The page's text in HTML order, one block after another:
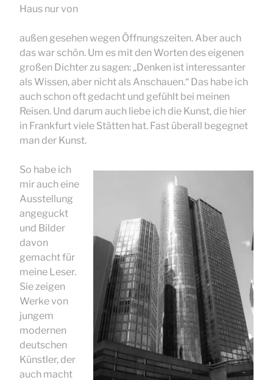
Haus nur von
außen gesehen wegen Öffnungszeiten. Aber auch
das war schön. Um es mit den Worten des eigenen
großen Dichter zu sagen: „Denken ist interessanter
als Wissen, aber nicht als Anschauen.“ Das habe ich
auch schon oft gedacht und gefühlt bei meinen
Reisen. Und darum auch liebe ich die Kunst, die hier
in Frankfurt viele Stätten hat. Fast überall begegnet
man der Kunst.
So habe ich
mir auch eine
Ausstellung
angeguckt
und Bilder
davon
gemacht für
meine Leser.
Sie zeigen
Werke von
jungem
modernen
deutschen
Künstler, der
auch macht